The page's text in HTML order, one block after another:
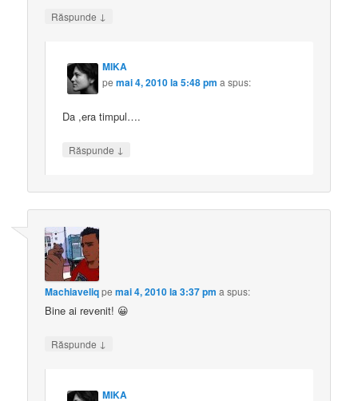
Răspunde ↓
MIKA
pemai 4, 2010 la 5:48 pm a spus:
Da ,era timpul….
Răspunde ↓
Machiaveliqpemai 4, 2010 la 3:37 pm a spus:
Bine ai revenit! 😀
Răspunde ↓
MIKA